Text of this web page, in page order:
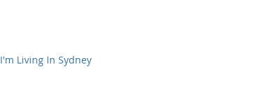
I'm Living In Sydney